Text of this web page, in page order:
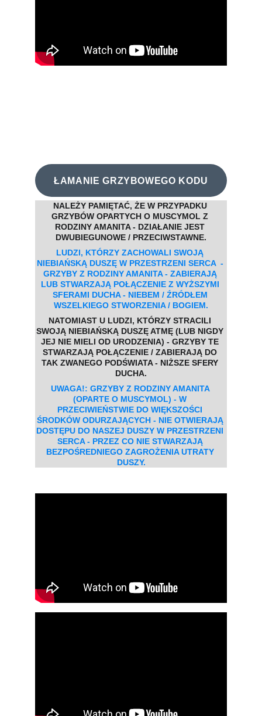
ŁAMANIE GRZYBOWEGO KODU
NALEŻY PAMIĘTAĆ, ŻE W PRZYPADKU
GRZYBÓW OPARTYCH O MUSCYMOL Z
RODZINY AMANITA - DZIAŁANIE JEST
DWUBIEGUNOWE / PRZECIWSTAWNE.
LUDZI, KTÓRZY ZACHOWALI SWOJĄ
NIEBIAŃSKĄ DUSZĘ W PRZESTRZENI SERCA  -
GRZYBY Z RODZINY AMANITA - ZABIERAJĄ
LUB STWARZAJĄ POŁĄCZENIE Z WYŻSZYMI
SFERAMI DUCHA - NIEBEM / ŹRÓDŁEM
WSZELKIEGO STWORZENIA / BOGIEM.
NATOMIAST U LUDZI, KTÓRZY STRACILI
SWOJĄ NIEBIAŃSKĄ DUSZĘ ATMĘ (LUB NIGDY
JEJ NIE MIELI OD URODZENIA) - GRZYBY TE
STWARZAJĄ POŁĄCZENIE / ZABIERAJĄ DO
TAK ZWANEGO PODŚWIATA - NIŻSZE SFERY
DUCHA.
UWAGA!: GRZYBY Z RODZINY AMANITA
(OPARTE O MUSCYMOL) - W
PRZECIWIEŃSTWIE DO WIĘKSZOŚCI
ŚRODKÓW ODURZAJĄCYCH - NIE OTWIERAJĄ
DOSTĘPU DO NASZEJ DUSZY W PRZESTRZENI
SERCA - PRZEZ CO NIE STWARZAJĄ
BEZPOŚREDNIEGO ZAGROŻENIA UTRATY
DUSZY.